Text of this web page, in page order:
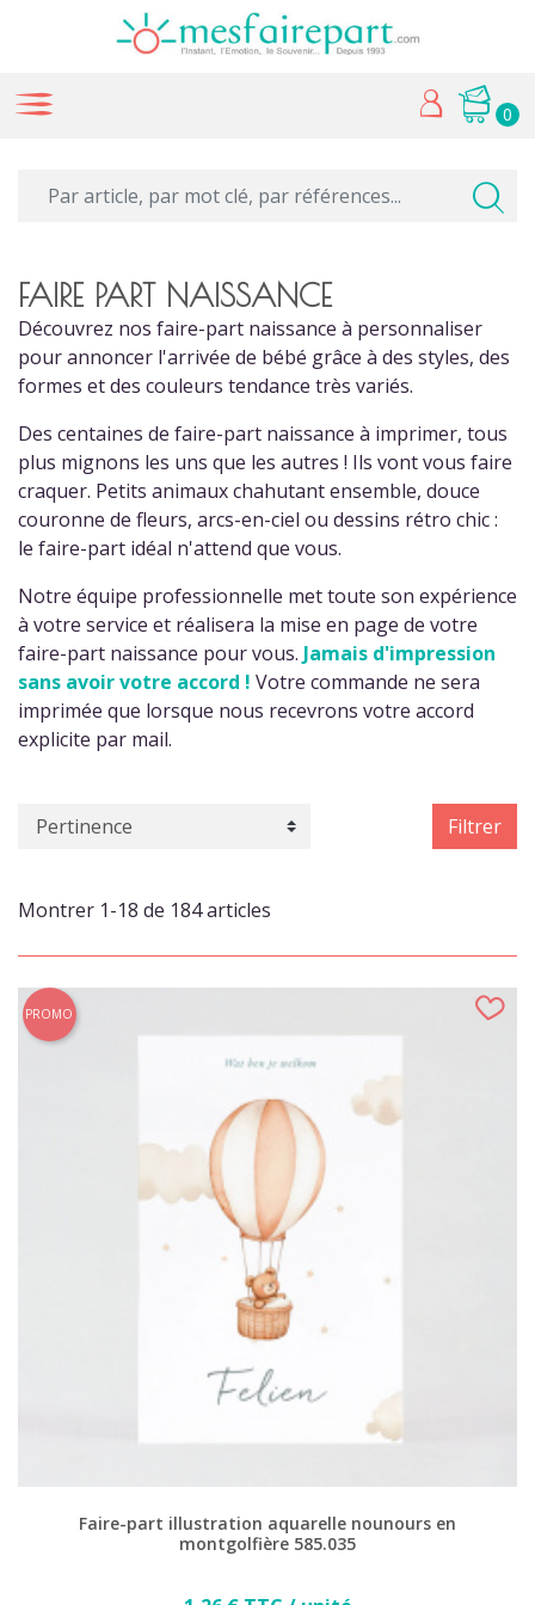
0
FAIRE PART NAISSANCE
Découvrez nos faire-part naissance à personnaliser
pour annoncer l'arrivée de bébé grâce à des styles, des
formes et des couleurs tendance très variés.
Des centaines de faire-part naissance à imprimer, tous
plus mignons les uns que les autres ! Ils vont vous faire
craquer. Petits animaux chahutant ensemble, douce
couronne de fleurs, arcs-en-ciel ou dessins rétro chic :
le faire-part idéal n'attend que vous.
Notre équipe professionnelle met toute son expérience
à votre service et réalisera la mise en page de votre
faire-part naissance pour vous. Jamais d'impression
sans avoir votre accord ! Votre commande ne sera
imprimée que lorsque nous recevrons votre accord
explicite par mail.
Filtrer
Montrer 1-18 de 184 articles
Faire-part illustration aquarelle nounours en
montgolfière 585.035
PROMO